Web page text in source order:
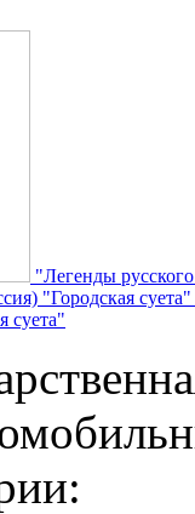
"Легенды
"Городская суета"
суета"